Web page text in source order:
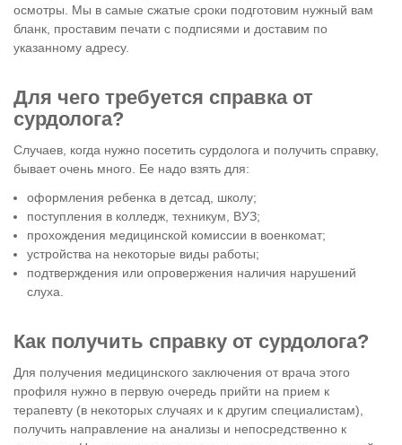
осмотры. Мы в самые сжатые сроки подготовим нужный вам
бланк, проставим печати с подписями и доставим по
указанному адресу.
Для чего требуется справка от
сурдолога?
Случаев, когда нужно посетить сурдолога и получить справку,
бывает очень много. Ее надо взять для:
оформления ребенка в детсад, школу;
поступления в колледж, техникум, ВУЗ;
прохождения медицинской комиссии в военкомат;
устройства на некоторые виды работы;
подтверждения или опровержения наличия нарушений
слуха.
Как получить справку от сурдолога?
Для получения медицинского заключения от врача этого
профиля нужно в первую очередь прийти на прием к
терапевту (в некоторых случаях и к другим специалистам),
получить направление на анализы и непосредственно к